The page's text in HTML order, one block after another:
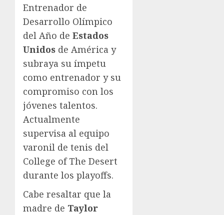
Entrenador de
Desarrollo Olímpico
del Año de Estados
Unidos de América y
subraya su ímpetu
como entrenador y su
compromiso con los
jóvenes talentos.
Actualmente
supervisa al equipo
varonil de tenis del
College of The Desert
durante los playoffs.
Cabe resaltar que la
madre de Taylor